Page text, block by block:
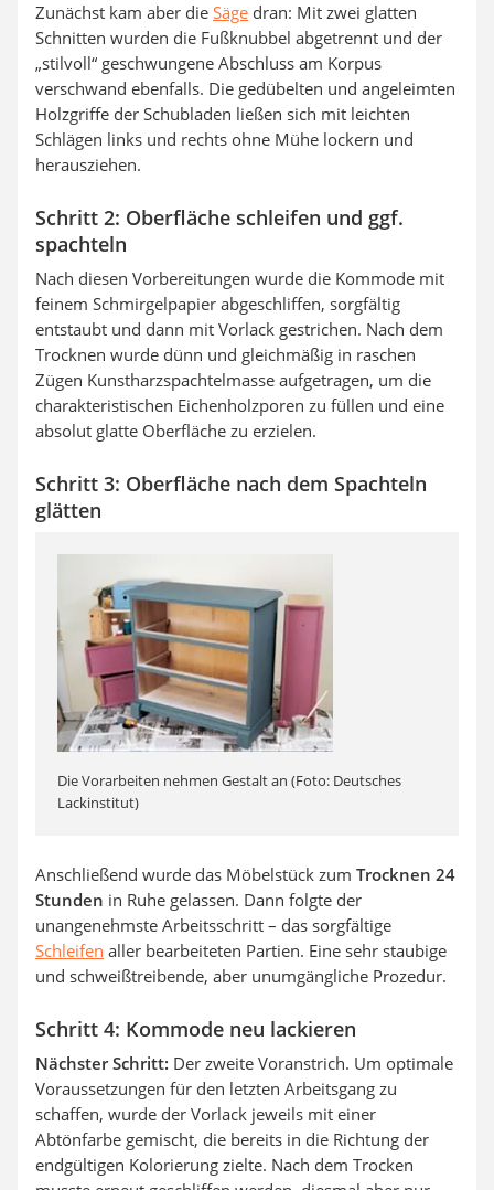
Zunächst kam aber die Säge dran: Mit zwei glatten
Schnitten wurden die Fußknubbel abgetrennt und der
„stilvoll“ geschwungene Abschluss am Korpus
verschwand ebenfalls. Die gedübelten und angeleimten
Holzgriffe der Schubladen ließen sich mit leichten
Schlägen links und rechts ohne Mühe lockern und
herausziehen.
Schritt 2: Oberfläche schleifen und ggf.
spachteln
Nach diesen Vorbereitungen wurde die Kommode mit
feinem Schmirgelpapier abgeschliffen, sorgfältig
entstaubt und dann mit Vorlack gestrichen. Nach dem
Trocknen wurde dünn und gleichmäßig in raschen
Zügen Kunstharzspachtelmasse aufgetragen, um die
charakteristischen Eichenholzporen zu füllen und eine
absolut glatte Oberfläche zu erzielen.
Schritt 3: Oberfläche nach dem Spachteln
glätten
Die Vorarbeiten nehmen Gestalt an (Foto: Deutsches
Lackinstitut)
Anschließend wurde das Möbelstück zum Trocknen 24
Stunden in Ruhe gelassen. Dann folgte der
unangenehmste Arbeitsschritt – das sorgfältige
Schleifen aller bearbeiteten Partien. Eine sehr staubige
und schweißtreibende, aber unumgängliche Prozedur.
Schritt 4: Kommode neu lackieren
Nächster Schritt: Der zweite Voranstrich. Um optimale
Voraussetzungen für den letzten Arbeitsgang zu
schaffen, wurde der Vorlack jeweils mit einer
Abtönfarbe gemischt, die bereits in die Richtung der
endgültigen Kolorierung zielte. Nach dem Trocken